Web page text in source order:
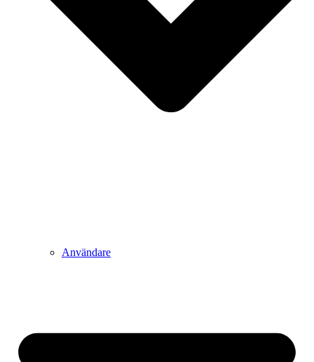
Användare